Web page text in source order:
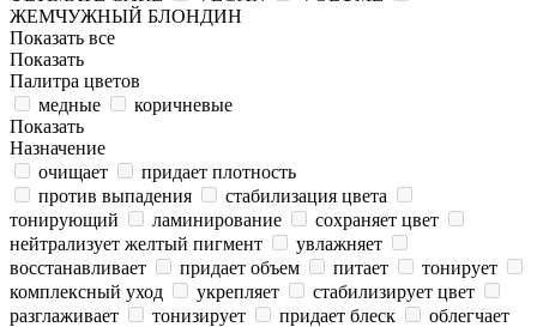
ЖЕМЧУЖНЫЙ БЛОНДИН
Показать все
Показать
Палитра цветов
медные
коричневые
Показать
Назначение
очищает
придает плотность
против выпадения
стабилизация цвета
тонирующий
ламинирование
сохраняет цвет
нейтрализует желтый пигмент
увлажняет
восстанавливает
придает объем питает
тонирует
комплексный уход
укрепляет
стабилизирует цвет
разглаживает
тонизирует придает блеск
облегчает